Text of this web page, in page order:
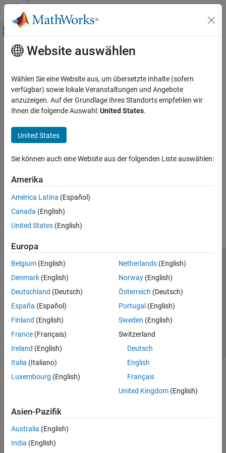
Weiter zum Inhalt
Umschaltung für Off-Canvas-
Startseite der Dokumentation
FPGA, ASIC, and SoC Development
Hauptinhalt
How useful was this information?
Website auswählen
Wählen Sie eine Website aus, um übersetzte Inhalte (sofern
verfügbar) sowie lokale Veranstaltungen und Angebote
anzuzeigen. Auf der Grundlage Ihres Standorts empfehlen wir
Ihnen die folgende Auswahl:United States.
United States
Sie können auch eine Website aus der folgenden Liste auswählen:
Amerika
América Latina (Español)
Canada (English)
United States (English)
Europa
Belgium (English)
Denmark (English)
Deutschland (Deutsch)
España (Español)
Finland (English)
France (Français)
Ireland (English)
Italia (Italiano)
Luxembourg (English)
Netherlands(English)
Norway(English)
Österreich (Deutsch)
Portugal (English)
Sweden (English)
Switzerland
Deutsch
English
Français
United Kingdom(English)
Asien-Pazifik
Australia (English)
India (English)
Trust Center
Datenschutz-Richtlinien
Datendiebstahl verhindern
Status von Anwendungen
© 1994-2026 The MathWorks, Inc.
Website auswählen
Deutschland